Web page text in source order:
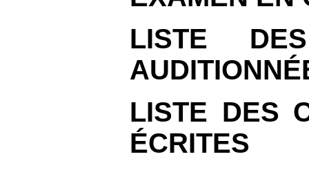
LISTE
LISTE DES
ÉCRITES